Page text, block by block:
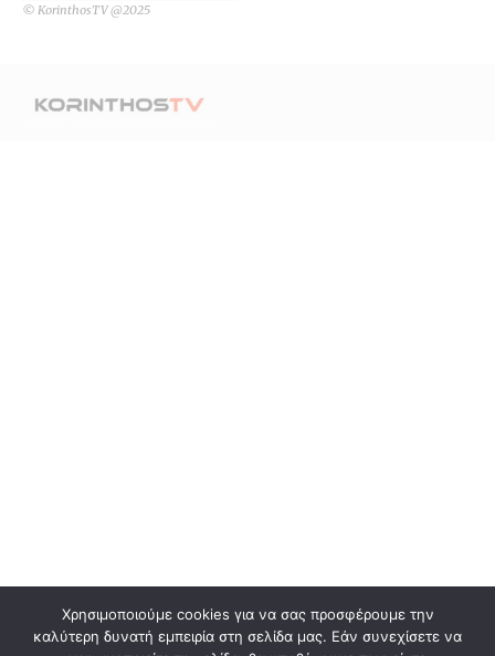
© KorinthosTV @2025
Χρησιμοποιούμε cookies για να σας προσφέρουμε την
καλύτερη δυνατή εμπειρία στη σελίδα μας. Εάν συνεχίσετε να